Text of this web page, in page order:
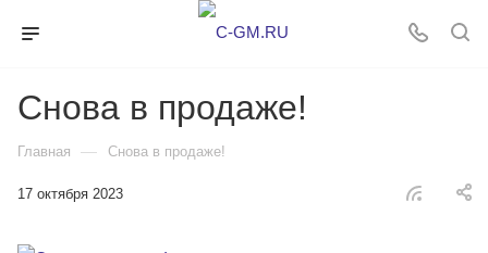
Снова в продаже!
Главная — Снова в продаже!
17 октября 2023